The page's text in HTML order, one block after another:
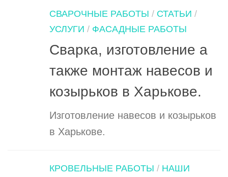
СВАРОЧНЫЕ РАБОТЫ / СТАТЬИ /
УСЛУГИ / ФАСАДНЫЕ РАБОТЫ
Сварка, изготовление а
также монтаж навесов и
козырьков в Харькове.
Изготовление навесов и козырьков
в Харькове.
КРОВЕЛЬНЫЕ РАБОТЫ / НАШИ